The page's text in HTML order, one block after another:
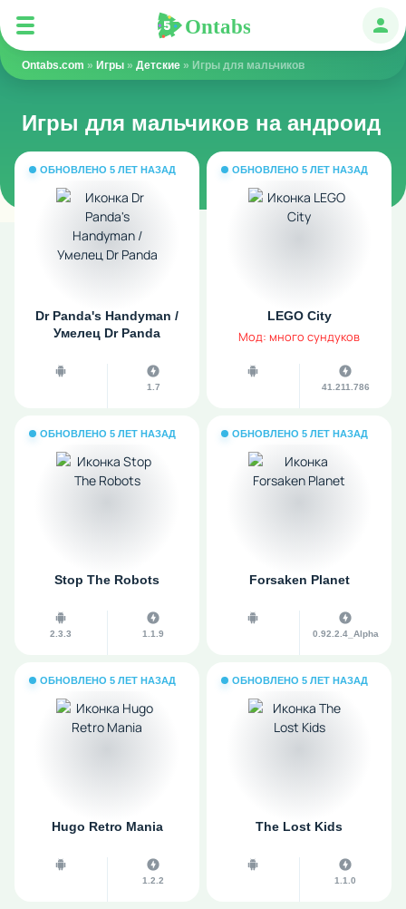
Ontabs
Ontabs.com » Игры » Детские » Игры для мальчиков
Игры для мальчиков на андроид
ОБНОВЛЕНО 5 ЛЕТ НАЗАД
Dr Panda's Handyman /
Умелец Dr Panda
1.7
ОБНОВЛЕНО 5 ЛЕТ НАЗАД
LEGO City
Мод: много сундуков
41.211.786
ОБНОВЛЕНО 5 ЛЕТ НАЗАД
Stop The Robots
2.3.3 1.1.9
ОБНОВЛЕНО 5 ЛЕТ НАЗАД
Forsaken Planet
0.92.2.4_Alpha
ОБНОВЛЕНО 5 ЛЕТ НАЗАД
Hugo Retro Mania
1.2.2
ОБНОВЛЕНО 5 ЛЕТ НАЗАД
The Lost Kids
1.1.0